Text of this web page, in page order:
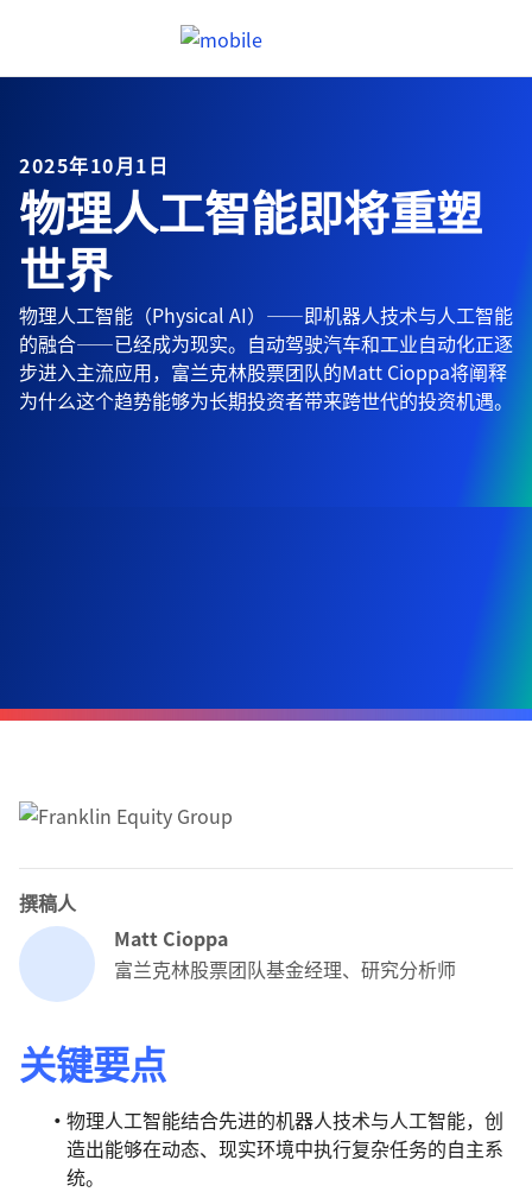
Header menu toggle
2025年10月1日
物理人工智能即将重塑
世界
物理人工智能（Physical AI）——即机器人技术与人工智能
的融合——已经成为现实。自动驾驶汽车和工业自动化正逐
步进入主流应用，富兰克林股票团队的Matt Cioppa将阐释
为什么这个趋势能够为长期投资者带来跨世代的投资机遇。
撰稿人
Matt Cioppa
富兰克林股票团队基金经理、研究分析师
关键要点
物理人工智能结合先进的机器人技术与人工智能，创
造出能够在动态、现实环境中执行复杂任务的自主系
统。